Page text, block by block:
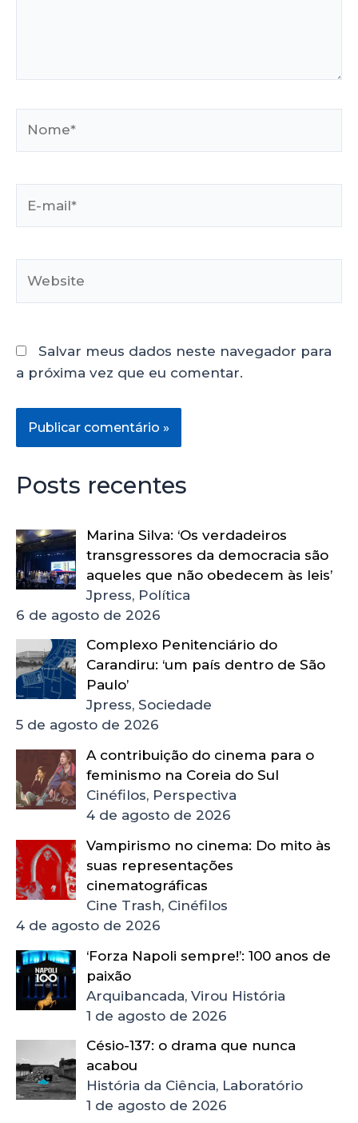
Salvar meus dados neste navegador para
a próxima vez que eu comentar.
Posts recentes
Marina Silva: ‘Os verdadeiros
transgressores da democracia são
aqueles que não obedecem às leis’
Jpress, Política
6 de agosto de 2026
Complexo Penitenciário do
Carandiru: ‘um país dentro de São
Paulo’
Jpress, Sociedade
5 de agosto de 2026
A contribuição do cinema para o
feminismo na Coreia do Sul
Cinéfilos, Perspectiva
4 de agosto de 2026
Vampirismo no cinema: Do mito às
suas representações
cinematográficas
Cine Trash, Cinéfilos
4 de agosto de 2026
‘Forza Napoli sempre!’: 100 anos de
paixão
Arquibancada, Virou História
1 de agosto de 2026
Césio-137: o drama que nunca
acabou
História da Ciência, Laboratório
1 de agosto de 2026